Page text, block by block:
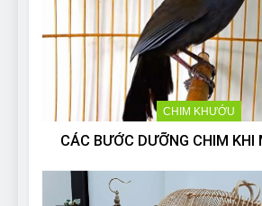
CHIM KHƯỚU
CÁC BƯỚC DƯỠNG CHIM KHI